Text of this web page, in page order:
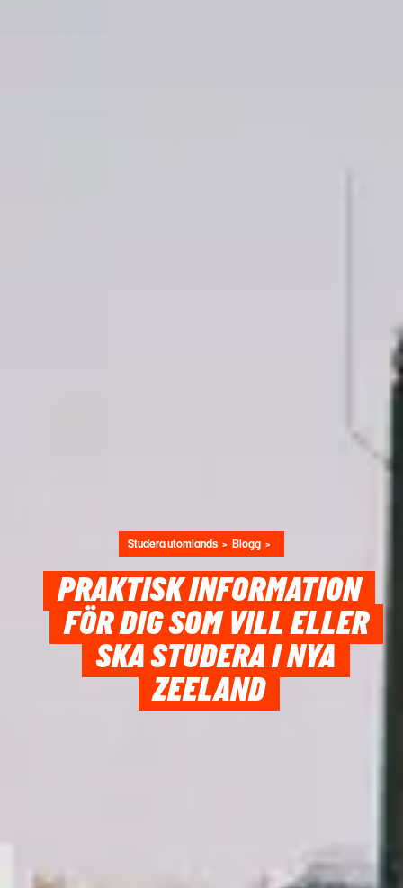
Studera utomlands Blogg
PRAKTISK INFORMATION
FÖR DIG SOM VILL ELLER
SKA STUDERA I NYA
ZEELAND